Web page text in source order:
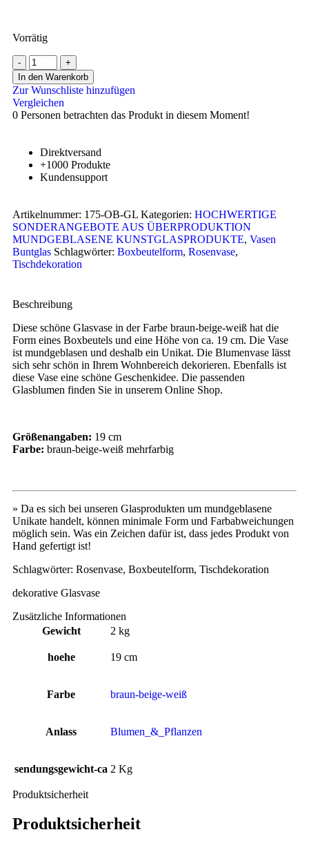
Vorrätig
In den Warenkorb
Zur Wunschliste hinzufügen
Vergleichen
0 Personen betrachten das Produkt in diesem Moment!
Direktversand
+1000 Produkte
Kundensupport
Artikelnummer: 175-OB-GL Kategorien: HOCHWERTIGE
SONDERANGEBOTE AUS ÜBERPRODUKTION
MUNDGEBLASENE KUNSTGLASPRODUKTE, Vasen
Buntglas Schlagwörter: Boxbeutelform, Rosenvase,
Tischdekoration
Beschreibung
Diese schöne Glasvase in der Farbe braun-beige-weiß hat die
Form eines Boxbeutels und eine Höhe von ca. 19 cm. Die Vase
ist mundgeblasen und deshalb ein Unikat. Die Blumenvase lässt
sich sehr schön in Ihrem Wohnbereich dekorieren. Ebenfalls ist
diese Vase eine schöne Geschenkidee. Die passenden
Glasblumen finden Sie in unserem Online Shop.
Größenangaben: 19 cm
Farbe: braun-beige-weiß mehrfarbig
» Da es sich bei unseren Glasprodukten um mundgeblasene
Unikate handelt, können minimale Form und Farbabweichungen
möglich sein. Was ein Zeichen dafür ist, dass jedes Produkt von
Hand gefertigt ist!
Schlagwörter: Rosenvase, Boxbeutelform, Tischdekoration
dekorative Glasvase
Zusätzliche Informationen
Gewicht
2 kg
hoehe 19 cm
Farbe braun-beige-weiß
Anlass Blumen_&_Pflanzen
sendungsgewicht-ca 2 Kg
Produktsicherheit
Produktsicherheit